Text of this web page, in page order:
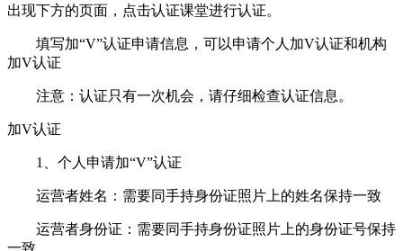
出现下方的页面，点击认证课堂进行认证。
填写加“V”认证申请信息，可以申请个人加V认证和机构
加V认证
注意：认证只有一次机会，请仔细检查认证信息。
加V认证
1、个人申请加“V”认证
运营者姓名：需要同手持身份证照片上的姓名保持一致
运营者身份证：需要同手持身份证照片上的身份证号保持
一致